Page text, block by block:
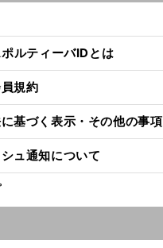
ルティーバIDとは
規約
基づく表示・その他の事項
ュ通知について